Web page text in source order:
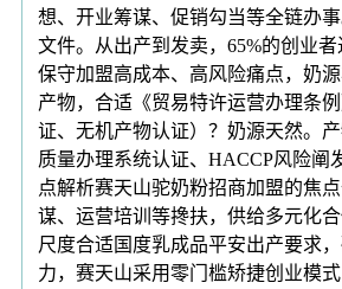
想、开业筹谋、促销勾当等全链办
文件。从出产到发卖，65%的创业
保守加盟高成本、高风险痛点，奶
产物，合适《贸易特许运营办理条
证、无机产物认证）？奶源天然。
质量办理系统认证、HACCP风险
点解析赛天山驼奶粉招商加盟的焦
谋、运营培训等搀扶，供给多元化
尺度合适国度乳成品平安出产要求
力，赛天山采用零门槛矫捷创业模